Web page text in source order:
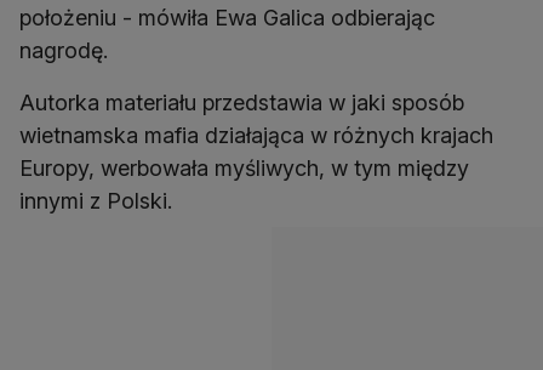
położeniu - mówiła Ewa Galica odbierając
nagrodę.
Autorka materiału przedstawia w jaki sposób
wietnamska mafia działająca w różnych krajach
Europy, werbowała myśliwych, w tym między
innymi z Polski.